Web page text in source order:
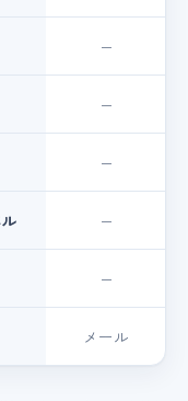
−
−
−
−
−
メール